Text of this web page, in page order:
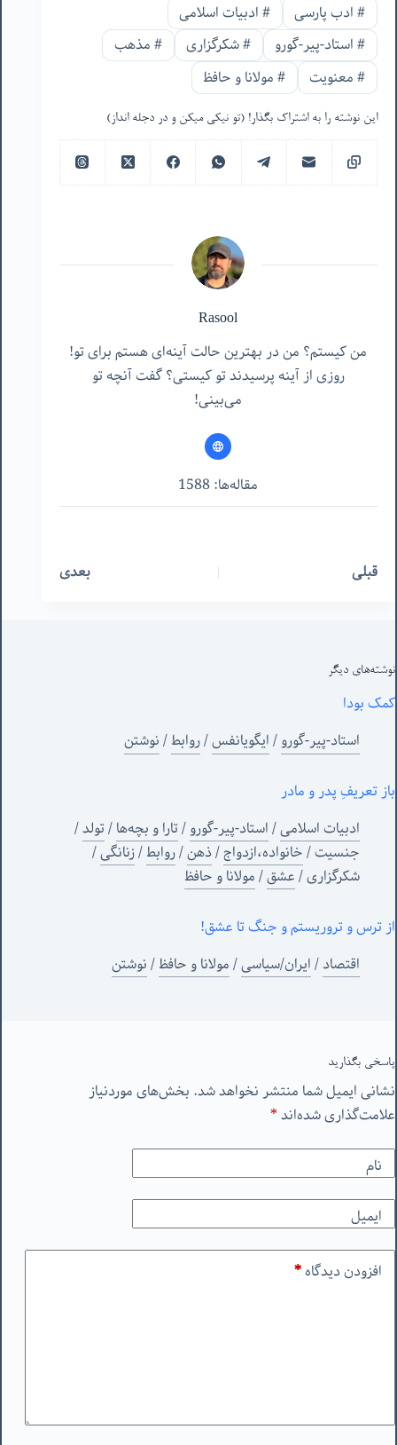
#ادب پارسی #ادبیات اسلامی
#استاد-پیر-گورو #شکرگزاری #مذهب
#معنویت #مولانا و حافظ
این نوشته را به اشتراک بگذار! (تو نیکی میکن و در دجله انداز)
Rasool
من کیستم؟ من در بهترین حالت آینه‌ای هستم برای تو!
روزی از آینه پرسیدند تو کیستی؟ گفت آنچه تو
می‌بینی!
مقاله‌ها: 1588
قبلی بعدی
نوشته‌های‌ دیگر
کمک بودا
استاد-پیر-گورو/ایگویانفس/روابط/نوشتن
باز تعریفِ پدر و مادر
ادبیات اسلامی/استاد-پیر-گورو/تارا و بچه‌ها/تولد/
جنسیت/خانواده،ازدواج/ذهن/روابط/زنانگی/
شکرگزاری/عشق/مولانا و حافظ
از ترس و تروریستم و جنگ تا عشق!
اقتصاد/ایران/سیاسی/مولانا و حافظ/نوشتن
پاسخی بگذارید
نشانی ایمیل شما منتشر نخواهد شد. بخش‌های موردنیاز
علامت‌گذاری شده‌اند*
نام
ایمیل
افزودن دیدگاه*